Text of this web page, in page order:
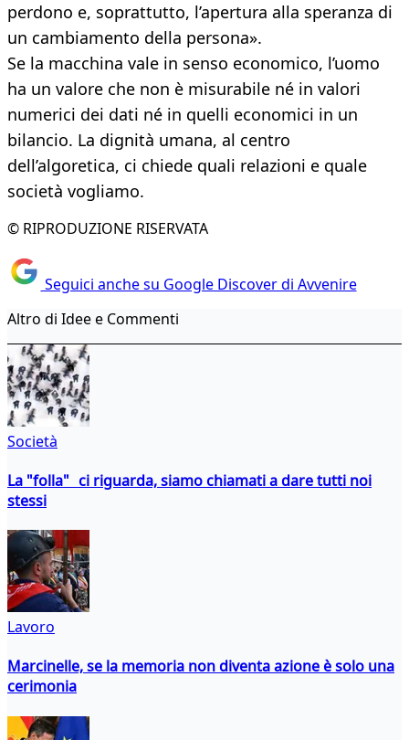
perdono e, soprattutto, l’apertura alla speranza di
un cambiamento della persona».
Se la macchina vale in senso economico, l’uomo
ha un valore che non è misurabile né in valori
numerici dei dati né in quelli economici in un
bilancio. La dignità umana, al centro
dell’algoretica, ci chiede quali relazioni e quale
società vogliamo.
© RIPRODUZIONE RISERVATA
Seguici anche su Google Discover di Avvenire
Altro di Idee e Commenti
Società
La "folla" ci riguarda, siamo chiamati a dare tutti noi
stessi
Lavoro
Marcinelle, se la memoria non diventa azione è solo una
cerimonia